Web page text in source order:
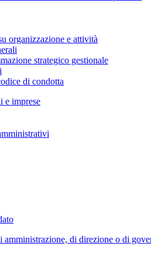
organizzazione e attività
strategico gestionale
di condotta
e imprese
di direzione o di